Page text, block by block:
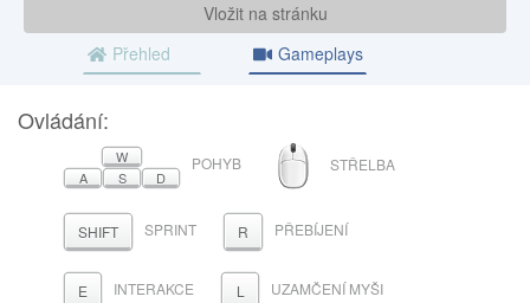
Vložit na stránku
Přehled
Gameplays
Ovládání:
W
A
S D
POHYB MYŠ
STŘELBA
SHIFT SPRINT R PŘEBÍJENÍ
E INTERAKCE L UZAMČENÍ MYŠI